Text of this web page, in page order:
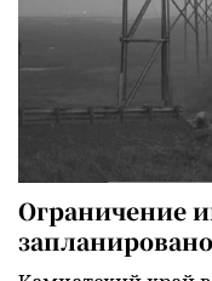
Ограничение